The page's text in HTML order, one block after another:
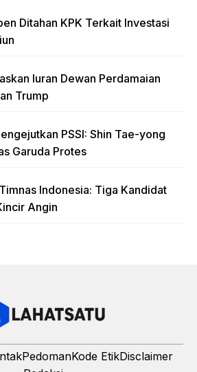
Ditahan KPK Terkait Investasi
Iuran Dewan Perdamaian
Trump
PSSI: Shin Tae-yong
Garuda Protes
Indonesia: Tiga Kandidat
Angin
PedomanKode EtikDisclaimer